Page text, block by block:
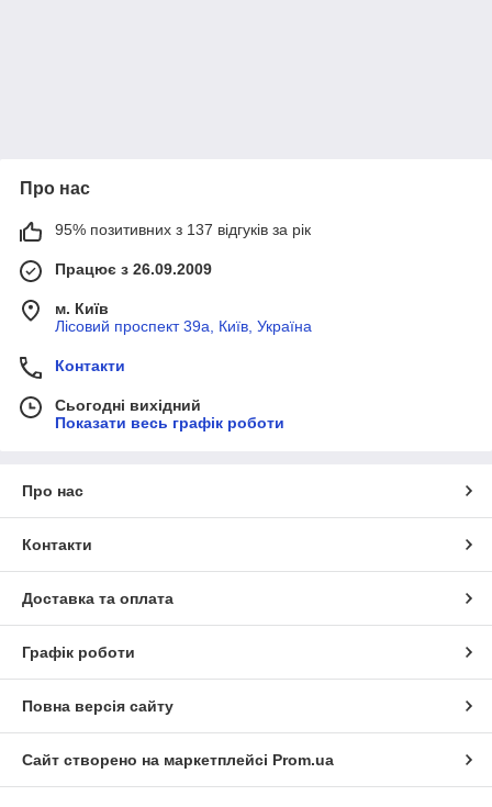
Про нас
95% позитивних з 137 відгуків за рік
Працює з 26.09.2009
м. Київ
Лісовий проспект 39а, Київ, Україна
Контакти
Сьогодні вихідний
Показати весь графік роботи
Про нас
Контакти
Доставка та оплата
Графік роботи
Повна версія сайту
Сайт створено на маркетплейсі Prom.ua